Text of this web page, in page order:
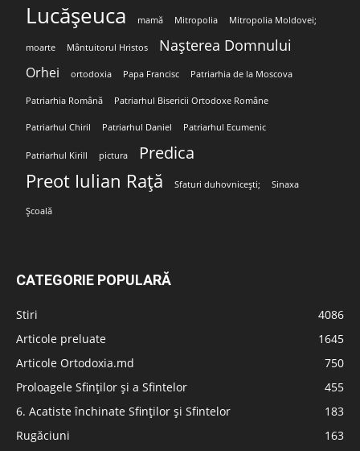
Lucășeuca mamă Mitropolia Mitropolia Moldovei;
moarte Mântuitorul Hristos Nașterea Domnului
Orhei ortodoxia Papa Francisc Patriarhia de la Moscova
Patriarhia Română Patriarhul Bisericii Ortodoxe Române
Patriarhul Chiril Patriarhul Daniel Patriarhul Ecumenic
Patriarhul Kirill pictura Predica
Preot Iulian Rață Sfaturi duhovnicești; Sinaxa
Școală
CATEGORIE POPULARĂ
Stiri
4086
Articole preluate
1645
Articole Ortodoxia.md
750
Proloagele Sfinților și a Sfintelor
455
6. Acatiste închinate Sfinților și Sfintelor
183
Rugăciuni
163